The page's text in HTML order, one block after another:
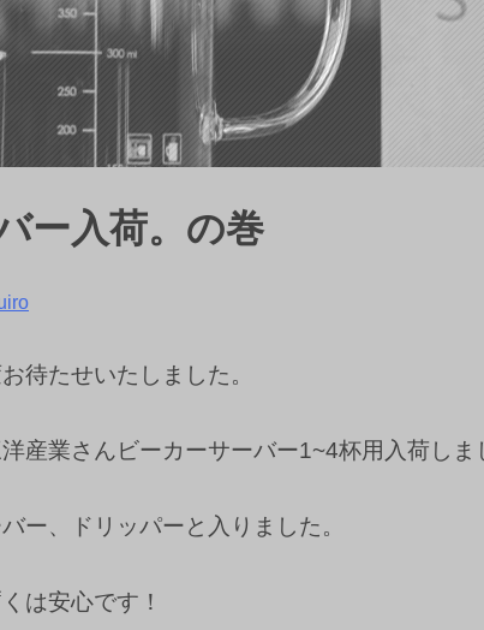
ー入荷。の巻
待たせいたしました。
産業さんビーカーサーバー1~4杯用入荷しま
ー、ドリッパーと入りました。
は安心です！